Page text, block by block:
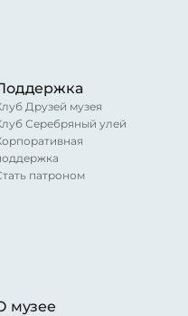
Друзей музея
Серебряный улей
патроном
музее